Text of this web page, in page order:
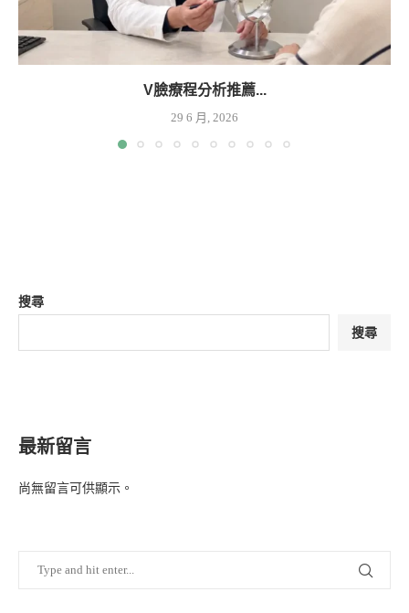
V臉療程分析推薦...
29 6 月, 2026
搜尋
搜尋
最新留言
尚無留言可供顯示。